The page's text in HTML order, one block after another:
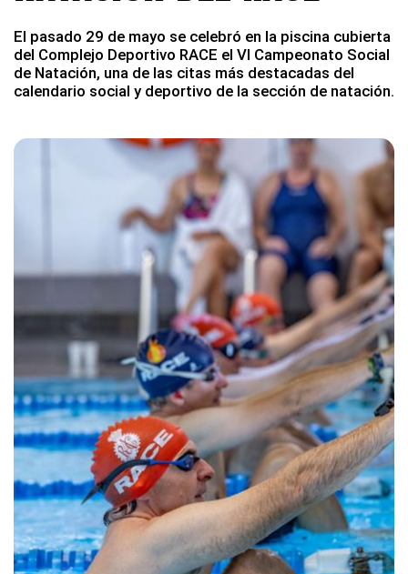
El pasado 29 de mayo se celebró en la piscina cubierta
del Complejo Deportivo RACE el VI Campeonato Social
de Natación, una de las citas más destacadas del
calendario social y deportivo de la sección de natación.